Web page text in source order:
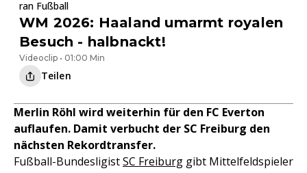
ran Fußball
WM 2026: Haaland umarmt royalen
Besuch - halbnackt!
Videoclip • 01:00 Min
Teilen
Merlin Röhl wird weiterhin für den FC Everton
auflaufen. Damit verbucht der SC Freiburg den
nächsten Rekordtransfer.
Fußball-BundesligistSC Freiburg gibt Mittelfeldspieler